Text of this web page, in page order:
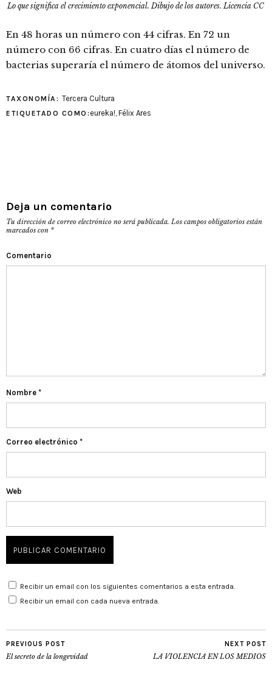
Lo que significa el crecimiento exponencial. Dibujo de los autores. Licencia CC
En 48 horas un número con 44 cifras. En 72 un
número con 66 cifras. En cuatro días el número de
bacterias superaría el número de átomos del universo.
TAXONOMÍA: Tercera Cultura
ETIQUETADO COMO: eureka! Félix Ares
Deja un comentario
Tu dirección de correo electrónico no será publicada. Los campos obligatorios están
marcados con *
Comentario
Nombre *
Correo electrónico *
Web
Recibir un email con los siguientes comentarios a esta entrada.
Recibir un email con cada nueva entrada.
PREVIOUS POST
El secreto de la longevidad
NEXT POST
LA VIOLENCIA EN LOS MEDIOS